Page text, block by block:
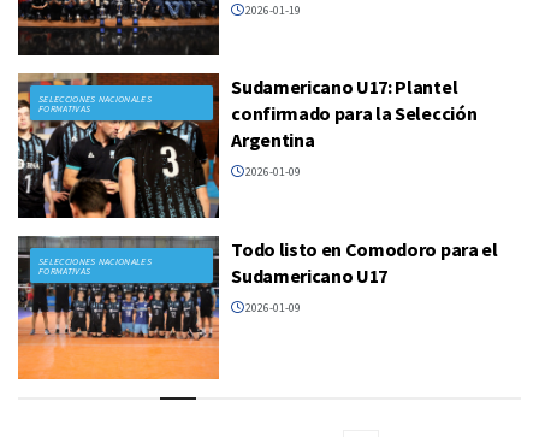
2026-01-19
SELECCIONES NACIONALES
FORMATIVAS
Sudamericano U17: Plantel
confirmado para la Selección
Argentina
2026-01-09
SELECCIONES NACIONALES
FORMATIVAS
Todo listo en Comodoro para el
Sudamericano U17
2026-01-09